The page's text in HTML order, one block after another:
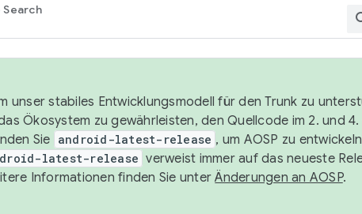
unser stabiles Entwicklungsmodell für den Trunk zu
Ökosystem zu gewährleisten, den Quellcode im 2. und 4.
Sie android-latest-release , um AOSP zu
latest-release verweist immer auf das neueste
Informationen finden Sie unterÄnderungen an AOSP.